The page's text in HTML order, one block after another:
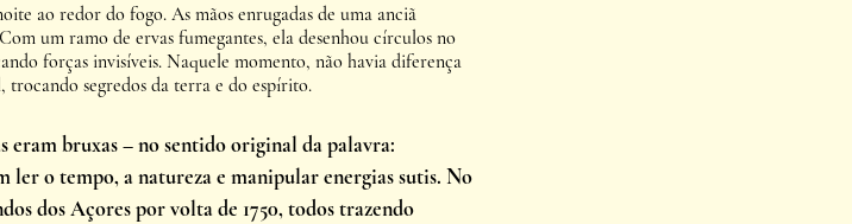
ao redor do fogo. As mãos enrugadas de uma anciã
um ramo de ervas fumegantes, ela desenhou círculos no
forças invisíveis. Naquele momento, não havia diferença
trocando segredos da terra e do espírito.
eram bruxas – no sentido original da palavra:
ler o tempo, a natureza e manipular energias sutis. No
dos Açores por volta de 1750, todos trazendo